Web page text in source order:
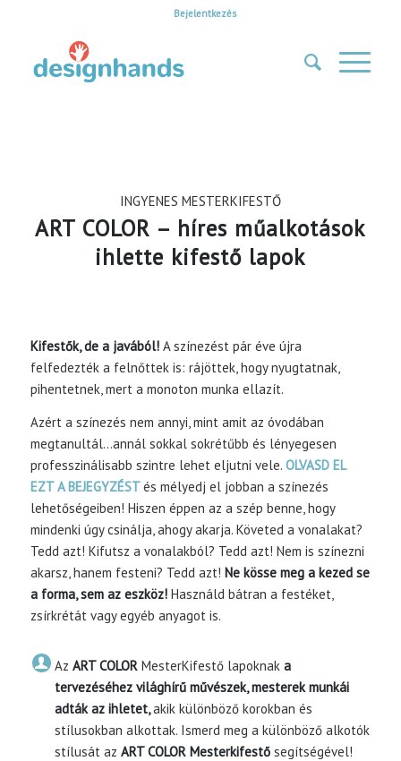
Bejelentkezés
INGYENES MESTERKIFESTŐ
ART COLOR – híres műalkotások
ihlette kifestő lapok
Kifestők, de a javából!A színezést pár éve újra
felfedezték a felnőttek is: rájöttek, hogy nyugtatnak,
pihentetnek, mert a monoton munka ellazít.
Azért a színezés nem annyi, mint amit az óvodában
megtanultál…annál sokkal sokrétűbb és lényegesen
professzinálisabb szintre lehet eljutni vele. OLVASD EL
EZT A BEJEGYZÉST és mélyedj el jobban a színezés
lehetőségeiben! Hiszen éppen az a szép benne, hogy
mindenki úgy csinálja, ahogy akarja. Követed a vonalakat?
Tedd azt! Kifutsz a vonalakból? Tedd azt! Nem is színezni
akarsz, hanem festeni? Tedd azt! Ne kösse meg a kezed se
a forma, sem az eszköz! Használd bátran a festéket,
zsírkrétát vagy egyéb anyagot is.
AzART COLOR MesterKifestő lapoknaka
tervezéséhez világhírű művészek, mesterek munkái
adták az ihletet,akik különböző korokban és
stílusokban alkottak. Ismerd meg a különböző alkotók
stílusát azART COLOR Mesterkifestő segítségével!